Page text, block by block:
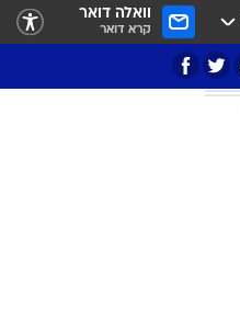
וואלה דואר
קרא דואר